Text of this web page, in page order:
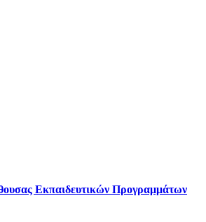
Εκπαιδευτικών Προγραμμάτων